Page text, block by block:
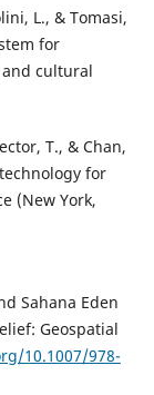
L., & Tomasi,
for
cultural
T., & Chan,
for
(New York,
Sahana Eden
Geospatial
10.1007/978-